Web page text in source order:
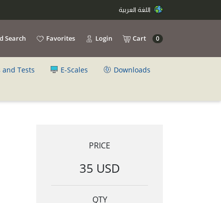
Search Favorites Login Cart 0
and Tests E-Scales
Downloads
PRICE
35 USD
QTY